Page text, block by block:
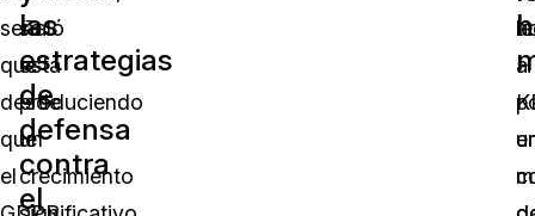
señaló
que
desde
que
el
las
estrategias
de
defensa
contra
el
se
está
produciendo
un
crecimiento
a